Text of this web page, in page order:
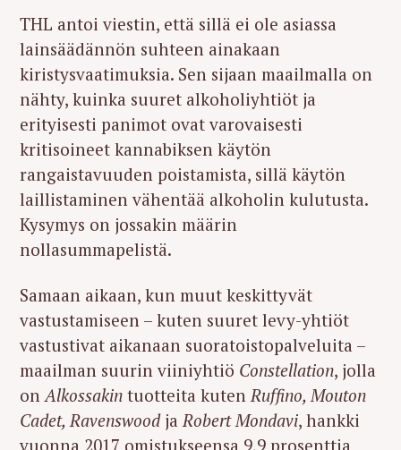
THL antoi viestin, että sillä ei ole asiassa
lainsäädännön suhteen ainakaan
kiristysvaatimuksia. Sen sijaan maailmalla on
nähty, kuinka suuret alkoholiyhtiöt ja
erityisesti panimot ovat varovaisesti
kritisoineet kannabiksen käytön
rangaistavuuden poistamista, sillä käytön
laillistaminen vähentää alkoholin kulutusta.
Kysymys on jossakin määrin
nollasummapelistä.
Samaan aikaan, kun muut keskittyvät
vastustamiseen – kuten suuret levy-yhtiöt
vastustivat aikanaan suoratoistopalveluita –
maailman suurin viiniyhtiö Constellation, jolla
on Alkossakin tuotteita kuten Ruffino, Mouton
Cadet, Ravenswoodja Robert Mondavi, hankki
vuonna 2017 omistukseensa 9,9 prosenttia
S
e
a